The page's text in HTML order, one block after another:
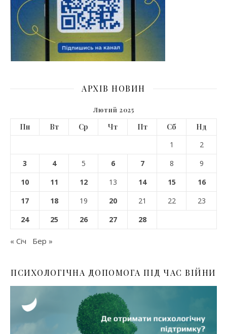
АРХІВ НОВИН
Лютий 2025
Пн Вт Ср Чт Пт Сб
Нд
1
2
3
4 5 6 7 8
9
10
11 12 13 14 15
16
17
18 19 20 21 22
23
24
25 26 27 28
« Січ Бер »
ПСИХОЛОГІЧНА ДОПОМОГА ПІД ЧАС ВІЙНИ